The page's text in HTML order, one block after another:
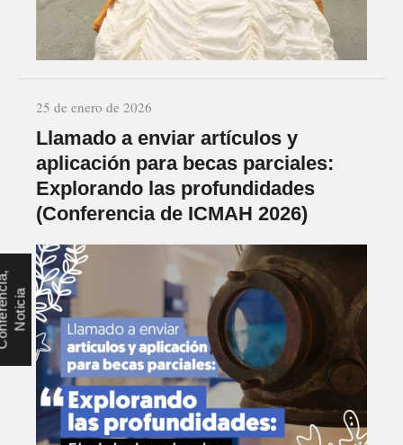
25 de enero de 2026
Llamado a enviar artículos y
aplicación para becas parciales:
Explorando las profundidades
(Conferencia de ICMAH 2026)
a